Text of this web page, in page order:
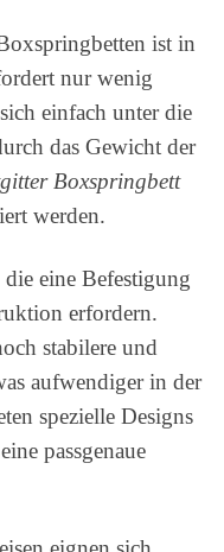
ist in
nur wenig
einfach unter die
das Gewicht der
Boxspringbett
werden.
eine Befestigung
erfordern.
stabilere und
aufwendiger in der
spezielle Designs
passgenaue